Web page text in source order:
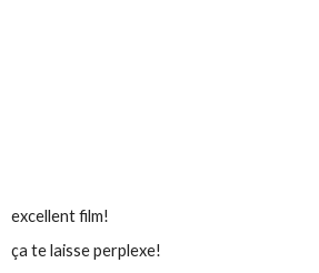
excellent film!
ça te laisse perplexe!